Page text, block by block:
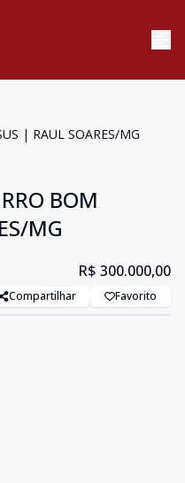
| RAUL SOARES/MG
BOM
MG
R$ 300.000,00
Compartilhar Favorito